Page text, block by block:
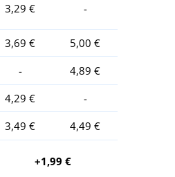
3,29 € -
3,69 €
5,00 €
-
4,89 €
4,29 €
-
3,49 €
4,49 €
+1,99 €